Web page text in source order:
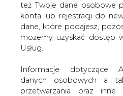
też Twoje dane osobowe
konta lub rejestracji do
dane, które podajesz,
możemy uzyskać dostęp
Usług.
Informacje dotyczące
danych osobowych a
przetwarzania oraz inne
Strona główna
SERWIS
/ Pożądana konkurencja
2001-02-09 00:00